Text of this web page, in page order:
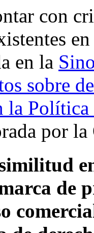
con
en la
sobre
la
por
de